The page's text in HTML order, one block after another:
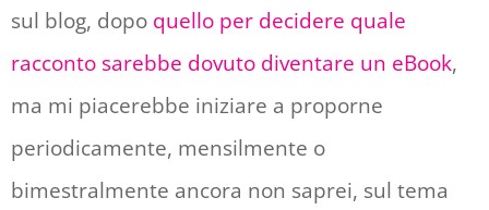
sul blog, dopo quello per decidere quale
racconto sarebbe dovuto diventare un eBook,
ma mi piacerebbe iniziare a proporne
periodicamente, mensilmente o
bimestralmente ancora non saprei, sul tema